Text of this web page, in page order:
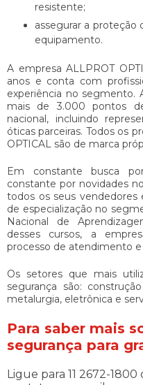
resistente;
assegurar a proteção
equipamento.
A empresa ALLPROT
anos e conta com
experiência no segmento.
mais de 3.000 pontos
nacional, incluindo
óticas parceiras. Todos os
OPTICAL são de marca
Em constante busca
constante por novidades
todos os seus vendedores
de especialização no
Nacional de
desses cursos, a
processo de atendimento e
Os setores que mais
segurança são:
metalurgia, eletrônica e
Para saber mais
segurança para
Ligue para 11 2672-1800